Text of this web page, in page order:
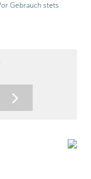
Gebrauch stets